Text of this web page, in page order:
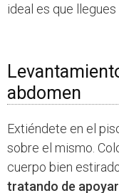
ideal es que
abdomen
Extiéndete en el
sobre el mismo.
cuerpo bien
tratando de